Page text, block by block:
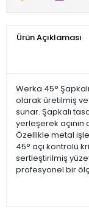
Ürün Açıklaması
Werka 45°
olarak üretilmiş
sunar. Şapkalı
yerleşerek
Özellikle metal
45° açı kontrolü
sertleştirilmiş
profesyonel bir